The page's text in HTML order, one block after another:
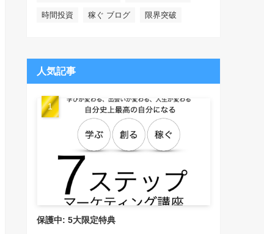
時間投資 稼ぐ ブログ 限界突破
人気記事
保護中: 5大限定特典